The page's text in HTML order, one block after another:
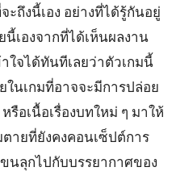
ถึงนี้เอง อย่างที่ได้รู้กันอยู่
เองจากที่ได้เห็นผลงาน
ใจได้ทันทีเลยว่าตัวเกมนี้
ในเกมที่อาจจะมีการปล่อย
รือเนื้อเรื่องบทใหม่ ๆ มาให้
ายที่ยังคงคอนเซ็ปต์การ
ลุกไปกับบรรยากาศของ